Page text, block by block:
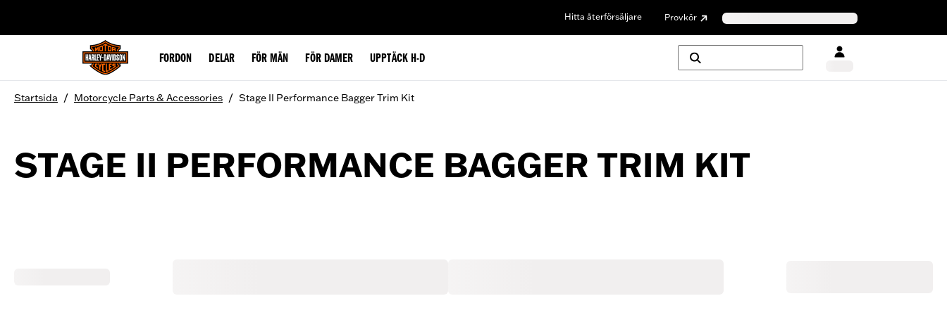
Hitta återförsäljare Provkör
FORDON DELAR FÖR MÄN FÖR DAMER UPPTÄCK H-D
Startsida / Motorcycle Parts & Accessories / Stage II Performance Bagger Trim Kit
STAGE II PERFORMANCE BAGGER TRIM KIT